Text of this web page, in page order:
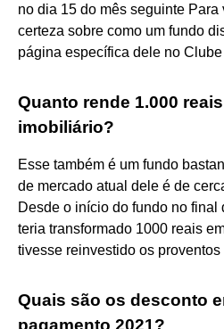
no dia 15 do mês seguinte
certeza sobre como um fundo
página específica dele no Clube
Quanto rende 1.000
imobiliário?
Esse também é um fundo
de mercado atual dele é de
Desde o início do fundo no final
teria transformado 1000 reais
tivesse reinvestido os
Quais são os desconto
pagamento 2021?